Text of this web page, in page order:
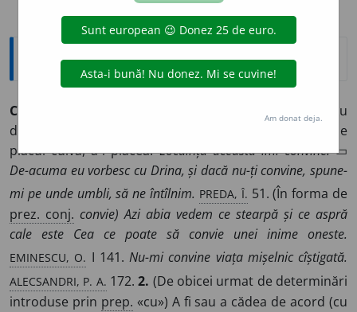
Explicative DEX
CONVEN
(Construit cu
dativul) A corespunde cu ceva, cu dorințele cuiva, a fi pe
placul cuiva, a-i plăcea.Locuința aceasta îmi convine.▭
De-acuma eu vorbesc cu Drina, și dacă nu-ți convine, spune-
mi pe unde umbli, să ne întîlnim. PREDA, Î. 51. (În forma de
prez. conj. convie) Azi abia vedem ce stearpă și ce aspră
cale este Cea ce poate să convie unei inime oneste.
EMINESCU, O. I 141. Nu-mi convine viața mișelnic cîștigată.
ALECSANDRI, P. A. 172.2. (De obicei urmat de determinări
introduse prin prep. «cu») A fi sau a cădea de acord (cu
Am donat deja.